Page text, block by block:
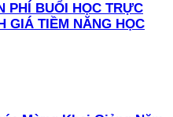
PHÍ BUỔI HỌC TRỰC
GIÁ TIỀM NĂNG HỌC